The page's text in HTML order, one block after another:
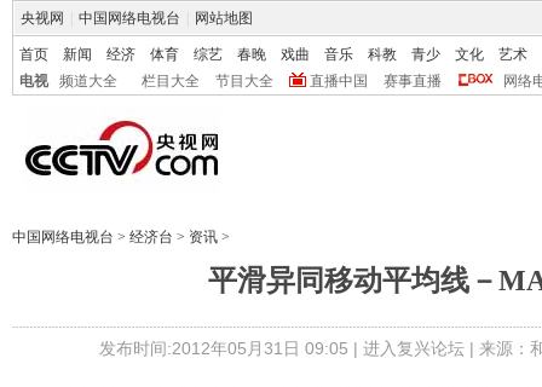
央视网 中国网络电视台 网站地图
首页 新闻 经济 体育 综艺 春晚 戏曲 音乐 科教 青少 文化
艺术
电视
频道大全 栏目大全 节目大全 直播中国 赛事直播 网络
中国网络电视台 > 经济台 > 资讯 >
平滑异同移动平均线－
发布时间:2012年05月31日 09:05 | 进入复兴论坛| 来源：